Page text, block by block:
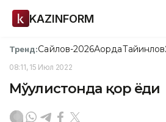
KAZINFORM
Тренд:Сайлов-2026АқордаТайинлов
08:11, 15 Июл 2022
Мўғулистонда қор ёғди